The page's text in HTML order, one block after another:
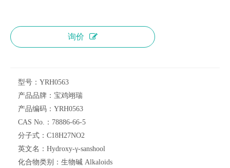
询价
型号： YRH0563
产品品牌： 宝鸡翊瑞
产品编码： YRH0563
CAS No.： 78886-66-5
分子式： C18H27NO2
英文名： Hydroxy-γ-sanshool
化合物类别： 生物碱 Alkaloids